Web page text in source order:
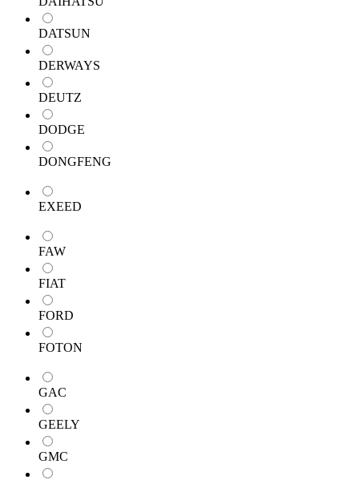
DATSUN
DERWAYS
DEUTZ
DODGE
DONGFENG
EXEED
FAW
FIAT
FORD
FOTON
GAC
GEELY
GMC